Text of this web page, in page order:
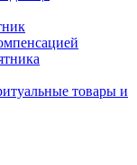
товары и